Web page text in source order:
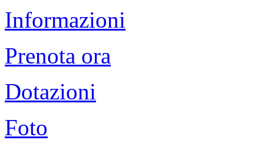
Informazioni
Prenota ora
Dotazioni
Foto